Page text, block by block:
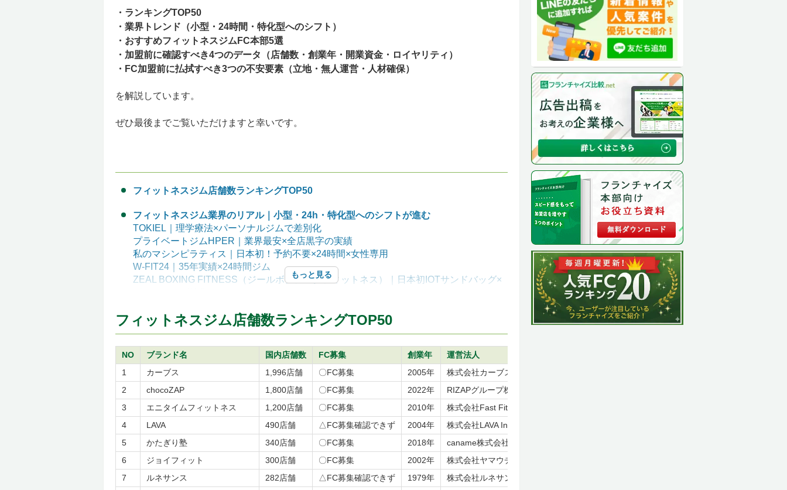
・ランキングTOP50
・業界トレンド（小型・24時間・特化型へのシフト）
・おすすめフィットネスジムFC本部5選
・加盟前に確認すべき4つのデータ（店舗数・創業年・開業資金・ロイヤリティ）
・FC加盟前に払拭すべき3つの不安要素（立地・無人運営・人材確保）
を解説しています。
ぜひ最後までご覧いただけますと幸いです。
フィットネスジム店舗数ランキングTOP50
フィットネスジム業界のリアル｜小型・24h・特化型へのシフトが進む
TOKIEL｜理学療法×パーソナルジムで差別化
プライベートジムHPER｜業界最安×全店黒字の実績
私のマシンピラティス｜日本初！予約不要×24時間×女性専用
W-FIT24｜35年実績×24時間ジム
ZEAL BOXING FITNESS（ジールボクシングフィットネス）｜日本初IOTサンドバッグ×
フィットネスジムFC加盟前に確認するべきデータ
店舗数
開業資金
ロイヤリティ
店舗数・創業年・開業資金・ロイヤリティを表で比較
店舗数×設立年
開業資金×ロイヤリティ
フィットネスジムFC加入前に払拭したい3つの不安要素
不安①立地選びの正解が分からない｜本部の物件戦略を確認する
不安②無人運営や手離れ運営の実態が分からない｜省人化システムの具体を確認する
不安③トレーナー採用に自信がない｜人材確保の仕組みを確認する
もっと見る
フィットネスジム店舗数ランキングTOP50
NO ブランド名 国内店舗数 FC募集 創業年 運営法人
1
カーブス 1,996店舗 〇FC募集 2005年 株式会社カーブスジャパン
2
chocoZAP 1,800店舗 〇FC募集 2022年 RIZAPグループ株式会社
3
エニタイムフィットネス 1,200店舗 〇FC募集 2010年 株式会社Fast Fitness Japan
4
LAVA 490店舗 △FC募集確認できず 2004年 株式会社LAVA International
5
かたぎり塾 340店舗 〇FC募集 2018年 caname株式会社
6
ジョイフィット 300店舗 〇FC募集 2002年 株式会社ヤマウチ
7
ルネサンス 282店舗 △FC募集確認できず 1979年 株式会社ルネサンス